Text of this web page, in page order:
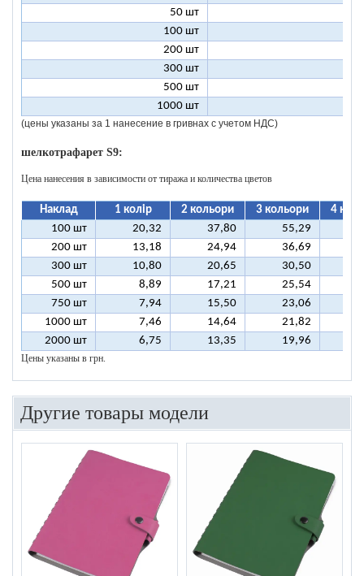
50 шт
100 шт
200 шт
300 шт
500 шт
1000 шт
(цены указаны за 1 нанесение в гривнах с учетом НДС)
шелкотрафарет S9:
Цена нанесения в зависимости от тиража и количества цветов
Наклад 1 колір 2 кольори 3 кольори
4
100 шт
20,32 37,80 55,29
200 шт
13,18 24,94 36,69
300 шт
10,80 20,65 30,50
500 шт
8,89 17,21 25,54
750 шт
7,94 15,50 23,06
1000 шт
7,46 14,64 21,82
2000 шт
6,75 13,35 19,96
Цены указаны в грн.
Другие товары модели